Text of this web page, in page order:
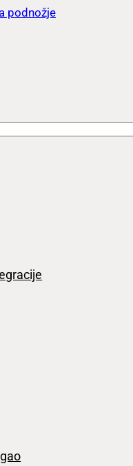
podnožje